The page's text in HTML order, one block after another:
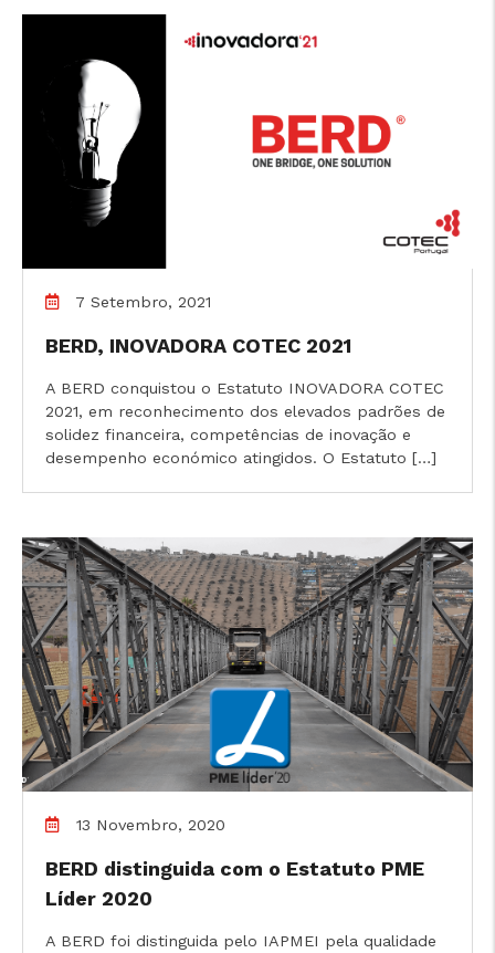
7 Setembro, 2021
BERD, INOVADORA COTEC 2021
A BERD conquistou o Estatuto INOVADORA COTEC
2021, em reconhecimento dos elevados padrões de
solidez financeira, competências de inovação e
desempenho económico atingidos. O Estatuto […]
13 Novembro, 2020
BERD distinguida com o Estatuto PME
Líder 2020
A BERD foi distinguida pelo IAPMEI pela qualidade